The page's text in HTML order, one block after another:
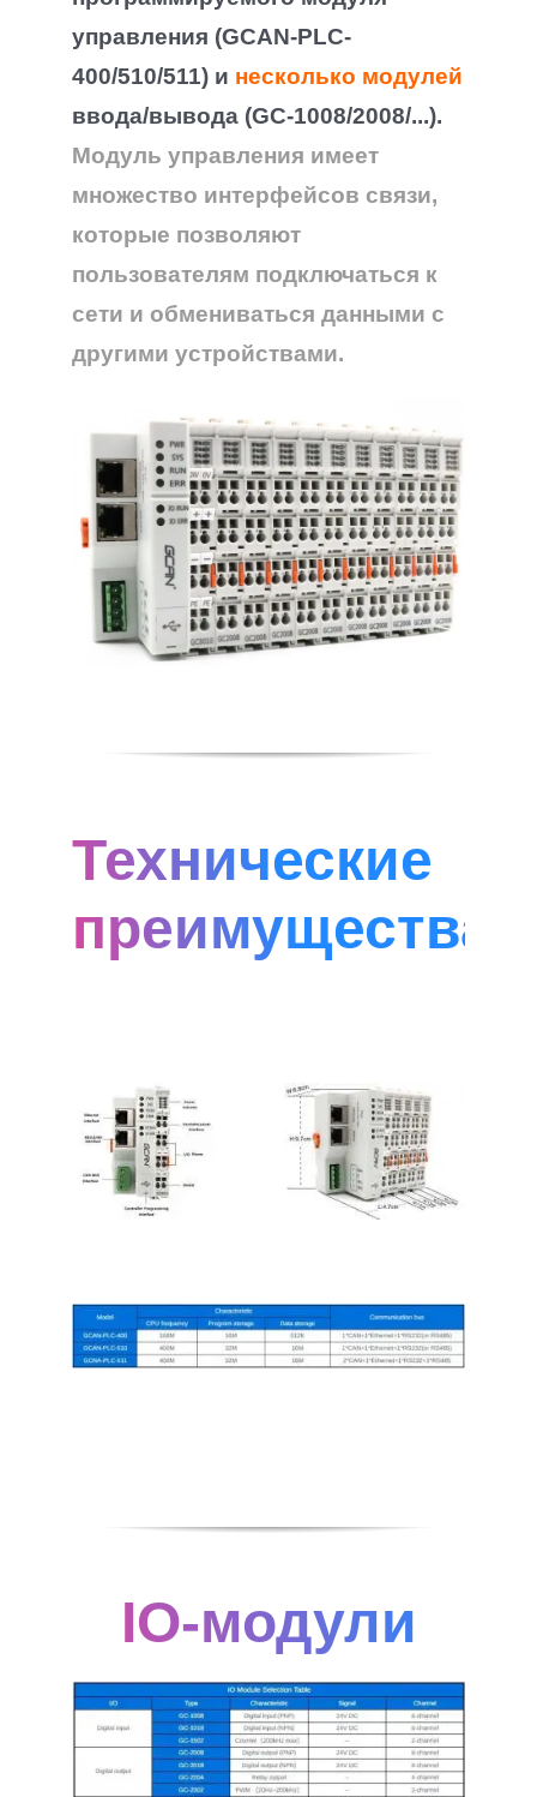
управления (GCAN-PLC-
400/510/511) и несколько модулей
ввода/вывода (GC-1008/2008/...).
Модуль управления имеет
множество интерфейсов связи,
которые позволяют
пользователям подключаться к
сети и обмениваться данными с
другими устройствами.
Технические
преимущества
IO-модули